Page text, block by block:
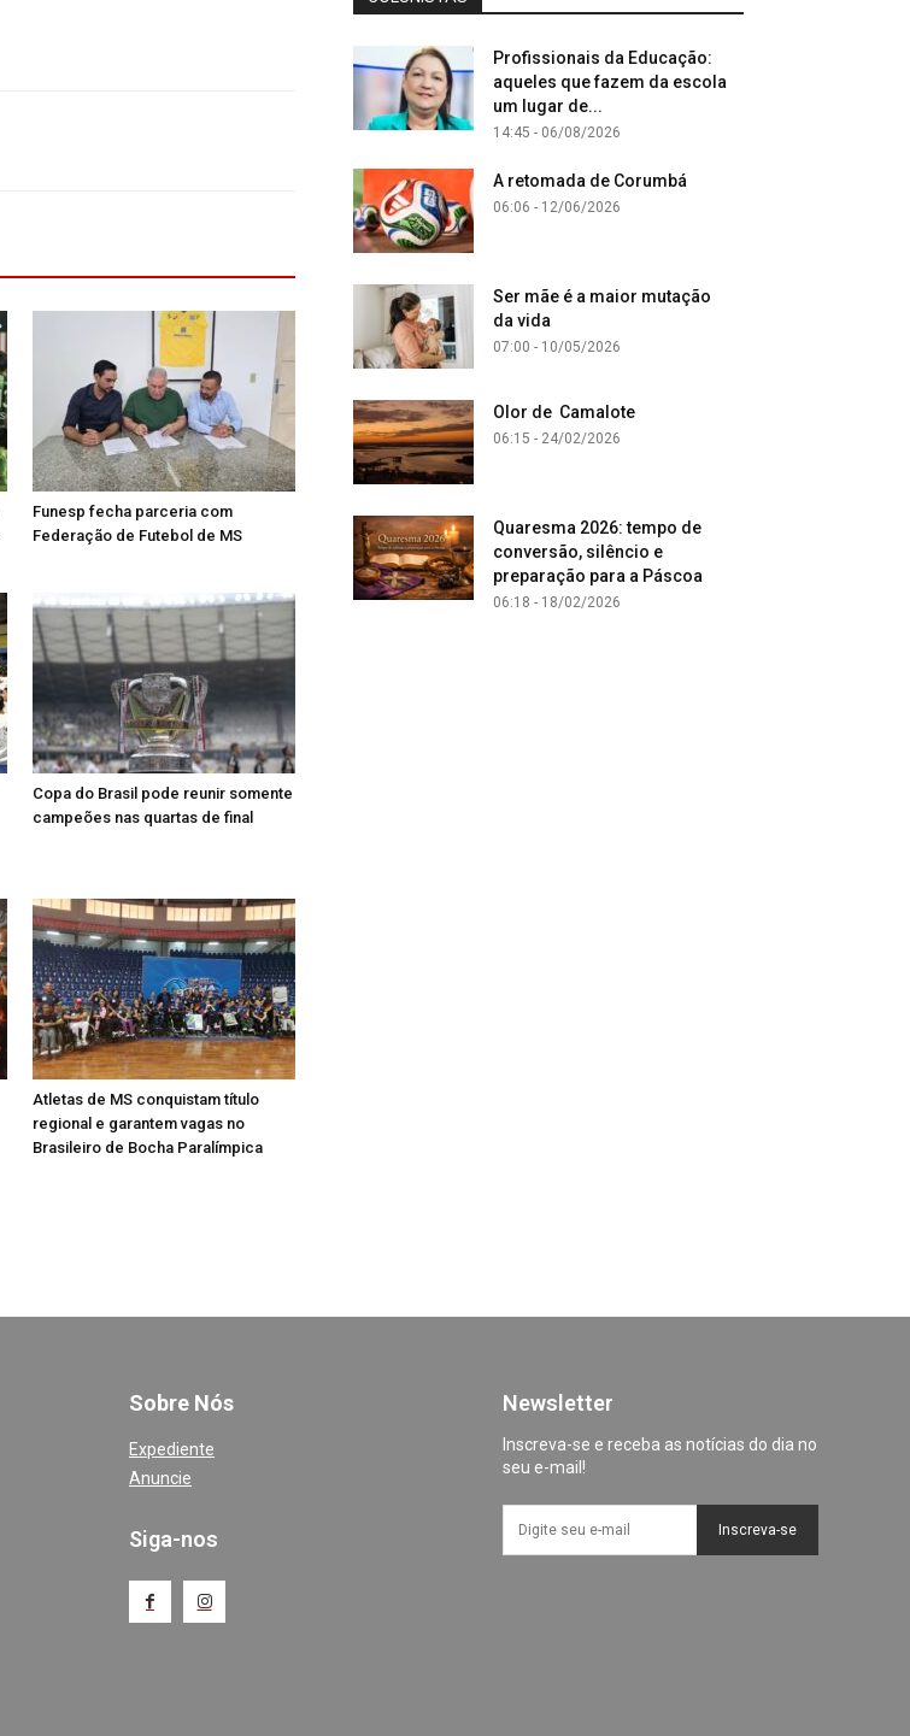
Funesp fecha parceria com
Federação de Futebol de MS
Copa do Brasil pode reunir somente
campeões nas quartas de final
Atletas de MS conquistam título
regional e garantem vagas no
Brasileiro de Bocha Paralímpica
Profissionais da Educação:
aqueles que fazem da escola
um lugar de...
14:45 - 06/08/2026
A retomada de Corumbá
06:06 - 12/06/2026
Ser mãe é a maior mutação
da vida
07:00 - 10/05/2026
Olor de Camalote
06:15 - 24/02/2026
Quaresma 2026: tempo de
conversão, silêncio e
preparação para a Páscoa
06:18 - 18/02/2026
Sobre Nós
Expediente
Anuncie
Siga-nos
Newsletter
Inscreva-se e receba as notícias do dia no
seu e-mail!
Inscreva-se